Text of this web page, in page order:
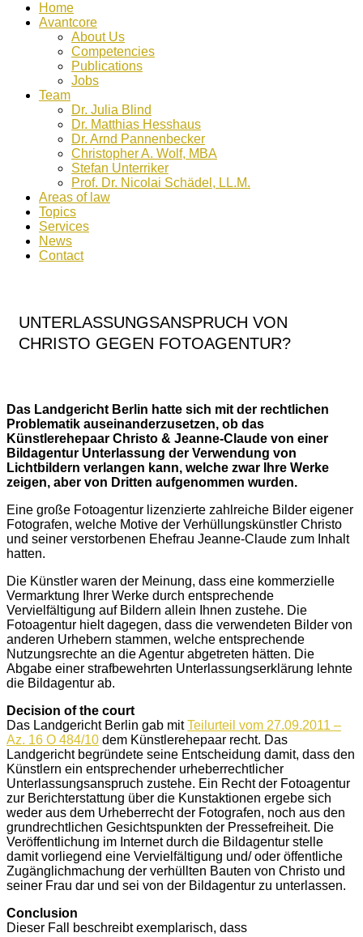
Home
Avantcore
About Us
Competencies
Publications
Jobs
Team
Dr. Julia Blind
Dr. Matthias Hesshaus
Dr. Arnd Pannenbecker
Christopher A. Wolf, MBA
Stefan Unterriker
Prof. Dr. Nicolai Schädel, LL.M.
Areas of law
Topics
Services
News
Contact
UNTERLASSUNGSANSPRUCH VON
CHRISTO GEGEN FOTOAGENTUR?
Das Landgericht Berlin hatte sich mit der rechtlichen
Problematik auseinanderzusetzen, ob das
Künstlerehepaar Christo & Jeanne-Claude von einer
Bildagentur Unterlassung der Verwendung von
Lichtbildern verlangen kann, welche zwar Ihre Werke
zeigen, aber von Dritten aufgenommen wurden.
Eine große Fotoagentur lizenzierte zahlreiche Bilder eigener
Fotografen, welche Motive der Verhüllungskünstler Christo
und seiner verstorbenen Ehefrau Jeanne-Claude zum Inhalt
hatten.
Die Künstler waren der Meinung, dass eine kommerzielle
Vermarktung Ihrer Werke durch entsprechende
Vervielfältigung auf Bildern allein Ihnen zustehe. Die
Fotoagentur hielt dagegen, dass die verwendeten Bilder von
anderen Urhebern stammen, welche entsprechende
Nutzungsrechte an die Agentur abgetreten hätten. Die
Abgabe einer strafbewehrten Unterlassungserklärung lehnte
die Bildagentur ab.
Decision of the court
Das Landgericht Berlin gab mitTeilurteil vom 27.09.2011 –
Az. 16 O 484/10 dem Künstlerehepaar recht. Das
Landgericht begründete seine Entscheidung damit, dass den
Künstlern ein entsprechender urheberrechtlicher
Unterlassungsanspruch zustehe. Ein Recht der Fotoagentur
zur Berichterstattung über die Kunstaktionen ergebe sich
weder aus dem Urheberrecht der Fotografen, noch aus den
grundrechtlichen Gesichtspunkten der Pressefreiheit. Die
Veröffentlichung im Internet durch die Bildagentur stelle
damit vorliegend eine Vervielfältigung und/ oder öffentliche
Zugänglichmachung der verhüllten Bauten von Christo und
seiner Frau dar und sei von der Bildagentur zu unterlassen.
Conclusion
Dieser Fall beschreibt exemplarisch, dass